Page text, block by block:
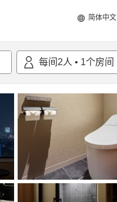
简体中文
每间 2人 • 1个房间